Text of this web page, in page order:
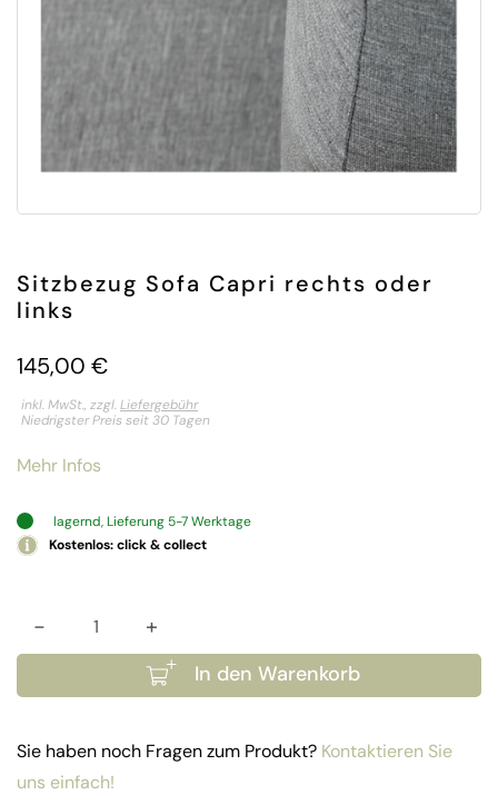
Sitzbezug Sofa Capri rechts oder
links
145,00 €
inkl. MwSt., zzgl.Liefergebühr
Niedrigster Preis seit 30 Tagen
Mehr Infos
lagernd, Lieferung 5-7 Werktage
Kostenlos: click & collect
- +
In den Warenkorb
Sie haben noch Fragen zum Produkt? Kontaktieren Sie
uns einfach!